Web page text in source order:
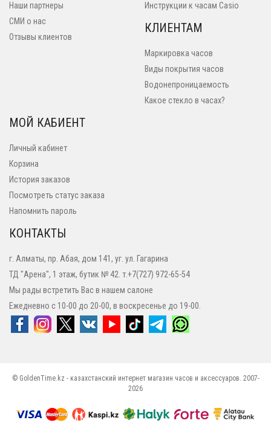
Наши партнеры
СМИ о нас
Отзывы клиентов
Инструкции к часам Casio
КЛИЕНТАМ
Маркировка часов
Виды покрытия часов
Водонепроницаемость
Какое стекло в часах?
МОЙ КАБИЕНТ
Личный кабинет
Корзина
История заказов
Посмотреть статус заказа
Напомнить пароль
КОНТАКТЫ
г. Алматы, пр. Абая, дом 141, уг. ул. Гагарина
ТД "Арена", 1 этаж, бутик № 42. т.+7(727) 972-65-54
Мы рады встретить Вас в нашем салоне
Ежедневно с 10-00 до 20-00, в воскресенье до 19-00.
© GoldenTime.kz - казахстанский интернет магазин часов и аксессуаров. 2007-
2026